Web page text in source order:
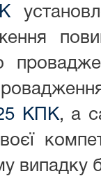
КПК, а
випадку